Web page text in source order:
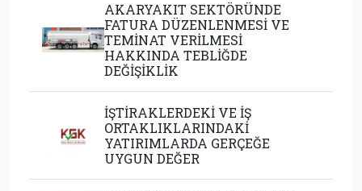
AKARYAKIT SEKTÖRÜNDE
FATURA DÜZENLENMESİ VE
TEMİNAT VERİLMESİ
HAKKINDA TEBLİĞDE
DEĞİŞİKLİK
İŞTİRAKLERDEKİ VE İŞ
ORTAKLIKLARINDAKİ
YATIRIMLARDA GERÇEĞE
UYGUN DEĞER